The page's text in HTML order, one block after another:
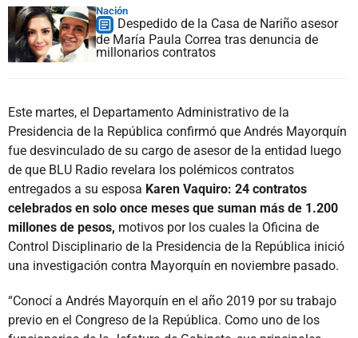
Nación
Despedido de la Casa de Nariño asesor
de María Paula Correa tras denuncia de
millonarios contratos
Este martes, el Departamento Administrativo de la
Presidencia de la República confirmó que Andrés Mayorquín
fue desvinculado de su cargo de asesor de la entidad luego
de que BLU Radio revelara los polémicos contratos
entregados a su esposa Karen Vaquiro: 24 contratos
celebrados en solo once meses que suman más de 1.200
millones de pesos, motivos por los cuales la Oficina de
Control Disciplinario de la Presidencia de la República inició
una investigación contra Mayorquín en noviembre pasado.
“Conocí a Andrés Mayorquín en el año 2019 por su trabajo
previo en el Congreso de la República. Como uno de los